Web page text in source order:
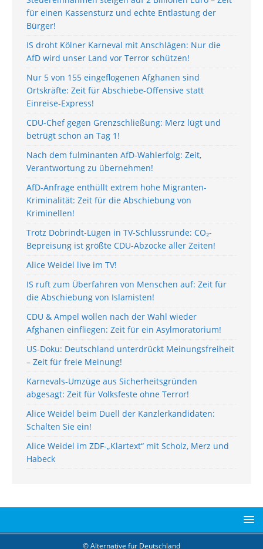
für einen Kassensturz und echte Entlastung der
Bürger!
IS droht Kölner Karneval mit Anschlägen: Nur die
AfD wird unser Land vor Terror schützen!
Nur 5 von 155 eingeflogenen Afghanen sind
Ortskräfte: Zeit für Abschiebe-Offensive statt
Einreise-Express!
CDU-Chef gegen Grenzschließung: Merz lügt und
betrügt schon an Tag 1!
Nach dem fulminanten AfD-Wahlerfolg: Zeit,
Verantwortung zu übernehmen!
AfD-Anfrage enthüllt extrem hohe Migranten-
Kriminalität: Zeit für die Abschiebung von
Kriminellen!
Trotz Dobrindt-Lügen in TV-Schlussrunde: CO₂-
Bepreisung ist größte CDU-Abzocke aller Zeiten!
Alice Weidel live im TV!
IS ruft zum Überfahren von Menschen auf: Zeit für
die Abschiebung von Islamisten!
CDU & Ampel wollen nach der Wahl wieder
Afghanen einfliegen: Zeit für ein Asylmoratorium!
US-Doku: Deutschland unterdrückt Meinungsfreiheit
– Zeit für freie Meinung!
Karnevals-Umzüge aus Sicherheitsgründen
abgesagt: Zeit für Volksfeste ohne Terror!
Alice Weidel beim Duell der Kanzlerkandidaten:
Schalten Sie ein!
Alice Weidel im ZDF-„Klartext“ mit Scholz, Merz und
Habeck
© Alternative für Deutschland